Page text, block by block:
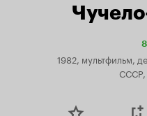
1982, мультфильм,
СССР,